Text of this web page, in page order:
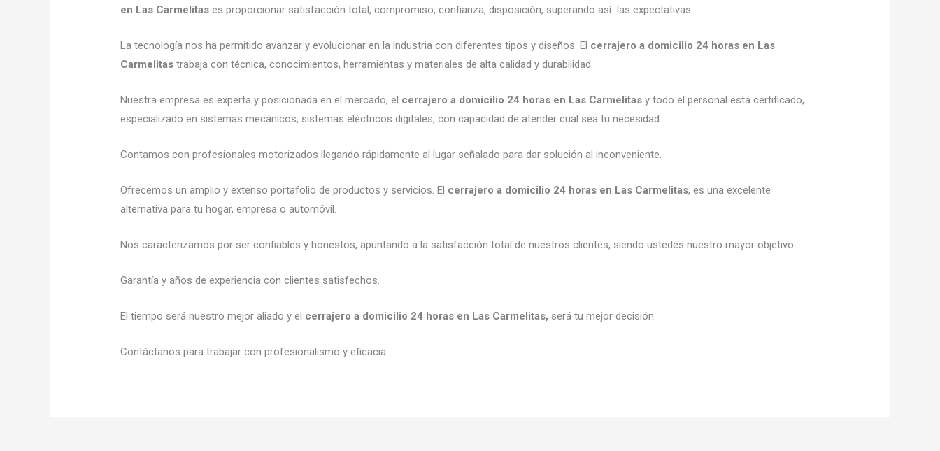
en Las Carmelitas es proporcionar satisfacción total, compromiso, confianza, disposición, superando así las expectativas.
La tecnología nos ha permitido avanzar y evolucionar en la industria con diferentes tipos y diseños. El cerrajero a domicilio 24 horas en Las
Carmelitas trabaja con técnica, conocimientos, herramientas y materiales de alta calidad y durabilidad.
Nuestra empresa es experta y posicionada en el mercado, el cerrajero a domicilio 24 horas en Las Carmelitas y todo el personal está certificado,
especializado en sistemas mecánicos, sistemas eléctricos digitales, con capacidad de atender cual sea tu necesidad.
Contamos con profesionales motorizados llegando rápidamente al lugar señalado para dar solución al inconveniente.
Ofrecemos un amplio y extenso portafolio de productos y servicios. El cerrajero a domicilio 24 horas en Las Carmelitas, es una excelente
alternativa para tu hogar, empresa o automóvil.
Nos caracterizamos por ser confiables y honestos, apuntando a la satisfacción total de nuestros clientes, siendo ustedes nuestro mayor objetivo.
Garantía y años de experiencia con clientes satisfechos.
El tiempo será nuestro mejor aliado y el cerrajero a domicilio 24 horas en Las Carmelitas, será tu mejor decisión.
Contáctanos para trabajar con profesionalismo y eficacia.